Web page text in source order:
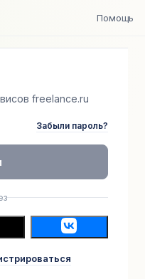
Помощь
freelance.ru
Забыли пароль?